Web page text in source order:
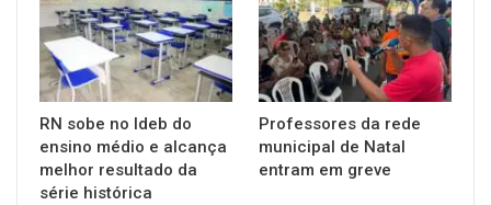
RN sobe no Ideb do
ensino médio e alcança
melhor resultado da
série histórica
Professores da rede
municipal de Natal
entram em greve